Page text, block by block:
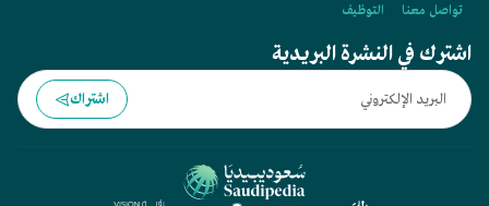
تواصل معنا
التوظيف
اشترك في النشرة البريدية
اشتراك